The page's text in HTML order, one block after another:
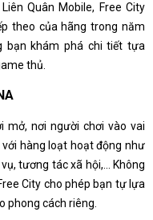
Quân Mobile, Free City
theo của hãng trong năm
bạn khám phá chi tiết tựa
thủ.
mở, nơi người chơi vào vai
hàng loạt hoạt động như
tương tác xã hội,... Không
City cho phép bạn tự lựa
phong cách riêng.